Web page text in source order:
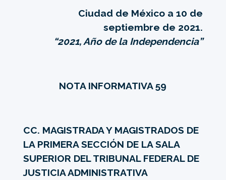
Ciudad de México a 10 de
septiembre de 2021.
“2021, Año de la Independencia”
NOTA INFORMATIVA 59
CC. MAGISTRADA Y MAGISTRADOS DE
LA PRIMERA SECCIÓN DE LA SALA
SUPERIOR DEL TRIBUNAL FEDERAL DE
JUSTICIA ADMINISTRATIVA